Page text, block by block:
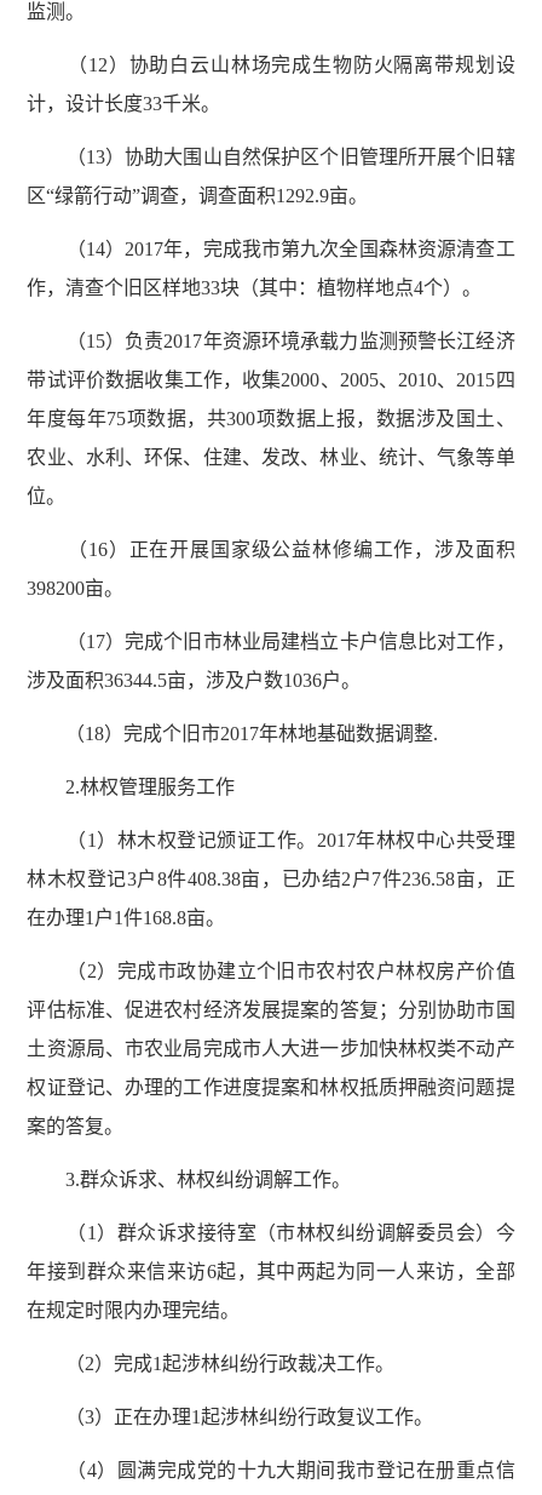
监测。
（12）协助白云山林场完成生物防火隔离带规划设
计，设计长度33千米。
（13）协助大围山自然保护区个旧管理所开展个旧辖
区“绿箭行动”调查，调查面积1292.9亩。
（14）2017年，完成我市第九次全国森林资源清查工
作，清查个旧区样地33块（其中：植物样地点4个）。
（15）负责2017年资源环境承载力监测预警长江经济
带试评价数据收集工作，收集2000、2005、2010、2015四
年度每年75项数据，共300项数据上报，数据涉及国土、
农业、水利、环保、住建、发改、林业、统计、气象等单
位。
（16）正在开展国家级公益林修编工作，涉及面积
398200亩。
（17）完成个旧市林业局建档立卡户信息比对工作，
涉及面积36344.5亩，涉及户数1036户。
（18）完成个旧市2017年林地基础数据调整.
2.林权管理服务工作
（1）林木权登记颁证工作。2017年林权中心共受理
林木权登记3户8件408.38亩，已办结2户7件236.58亩，正
在办理1户1件168.8亩。
（2）完成市政协建立个旧市农村农户林权房产价值
评估标准、促进农村经济发展提案的答复；分别协助市国
土资源局、市农业局完成市人大进一步加快林权类不动产
权证登记、办理的工作进度提案和林权抵质押融资问题提
案的答复。
3.群众诉求、林权纠纷调解工作。
（1）群众诉求接待室（市林权纠纷调解委员会）今
年接到群众来信来访6起，其中两起为同一人来访，全部
在规定时限内办理完结。
（2）完成1起涉林纠纷行政裁决工作。
（3）正在办理1起涉林纠纷行政复议工作。
（4）圆满完成党的十九大期间我市登记在册重点信